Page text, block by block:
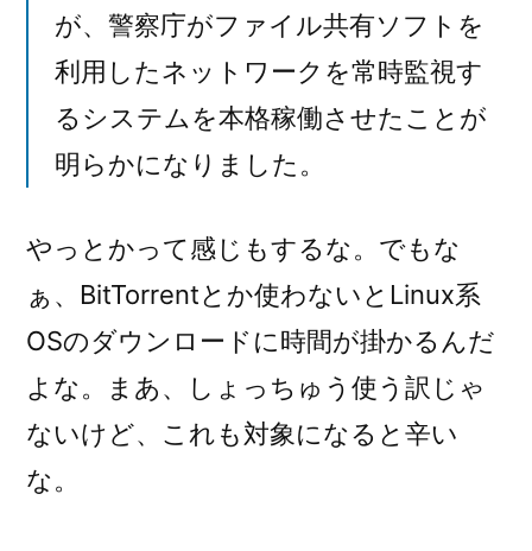
が、警察庁がファイル共有ソフトを
利用したネットワークを常時監視す
るシステムを本格稼働させたことが
明らかになりました。
やっとかって感じもするな。でもな
ぁ、BitTorrentとか使わないとLinux系
OSのダウンロードに時間が掛かるんだ
よな。まあ、しょっちゅう使う訳じゃ
ないけど、これも対象になると辛い
な。